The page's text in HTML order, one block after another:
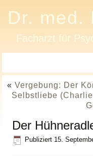
Dr. med.
Facharzt für
«Vergebung: Der
Selbstliebe
Der
Publiziert 15.